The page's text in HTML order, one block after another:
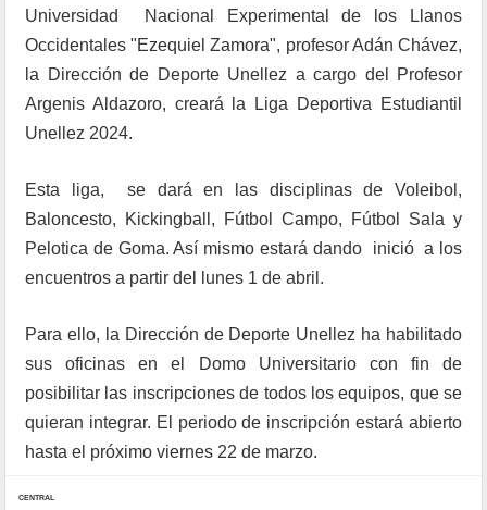
Universidad Nacional Experimental de los Llanos
Occidentales "Ezequiel Zamora", profesor Adán Chávez,
la Dirección de Deporte Unellez a cargo del Profesor
Argenis Aldazoro, creará la Liga Deportiva Estudiantil
Unellez 2024.
Esta liga, se dará en las disciplinas de Voleibol,
Baloncesto, Kickingball, Fútbol Campo, Fútbol Sala y
Pelotica de Goma. Así mismo estará dando inició a los
encuentros a partir del lunes 1 de abril.
Para ello, la Dirección de Deporte Unellez ha habilitado
sus oficinas en el Domo Universitario con fin de
posibilitar las inscripciones de todos los equipos, que se
quieran integrar. El periodo de inscripción estará abierto
hasta el próximo viernes 22 de marzo.
CENTRAL